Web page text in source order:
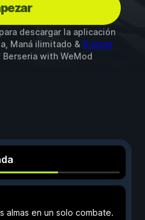
para descargar la aplicación
Maná ilimitado & 6 otros
Berseria with WeMod
almas en un solo combate.